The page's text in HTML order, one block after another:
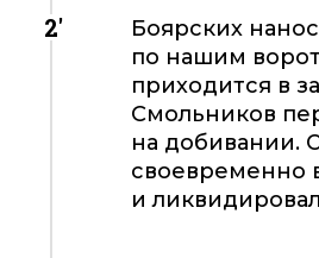
2'
Боярских
по нашим
приходится в
Смольников
на добивании.
своевременно
и